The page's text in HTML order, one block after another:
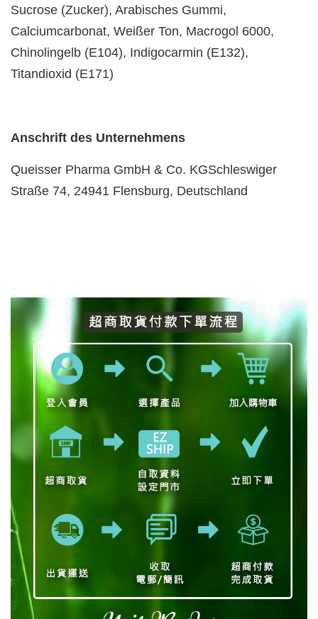
Sucrose (Zucker), Arabisches Gummi,
Calciumcarbonat, Weißer Ton, Macrogol 6000,
Chinolingelb (E104), Indigocarmin (E132),
Titandioxid (E171)
Anschrift des Unternehmens
Queisser Pharma GmbH & Co. KGSchleswiger
Straße 74, 24941 Flensburg, Deutschland